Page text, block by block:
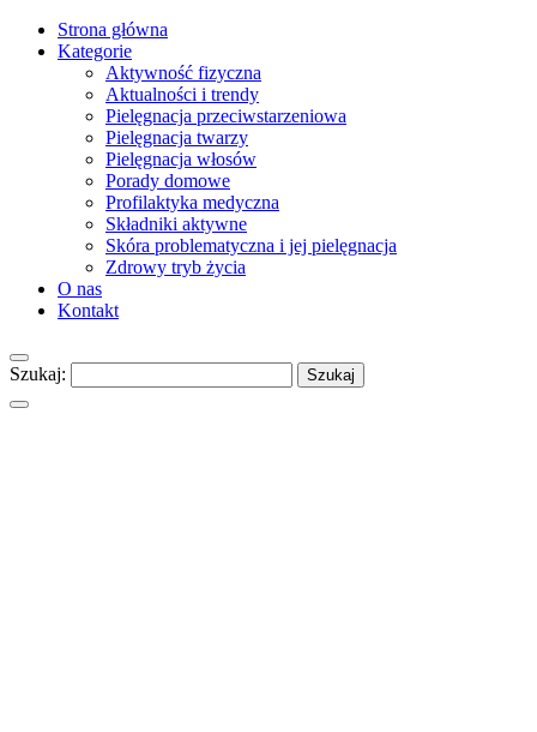
Strona główna
Kategorie
Aktywność fizyczna
Aktualności i trendy
Pielęgnacja przeciwstarzeniowa
Pielęgnacja twarzy
Pielęgnacja włosów
Porady domowe
Profilaktyka medyczna
Składniki aktywne
Skóra problematyczna i jej pielęgnacja
Zdrowy tryb życia
O nas
Kontakt
Szukaj: